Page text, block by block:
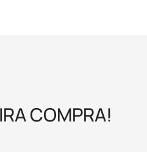
COMPRA!